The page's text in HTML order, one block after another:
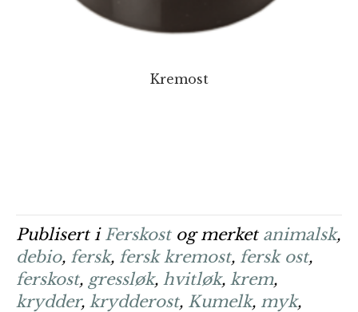
Kremost
Publisert i Ferskostog merket animalsk,
debio, fersk, fersk kremost, fersk ost,
ferskost, gressløk, hvitløk, krem,
krydder, krydderost, Kumelk, myk,